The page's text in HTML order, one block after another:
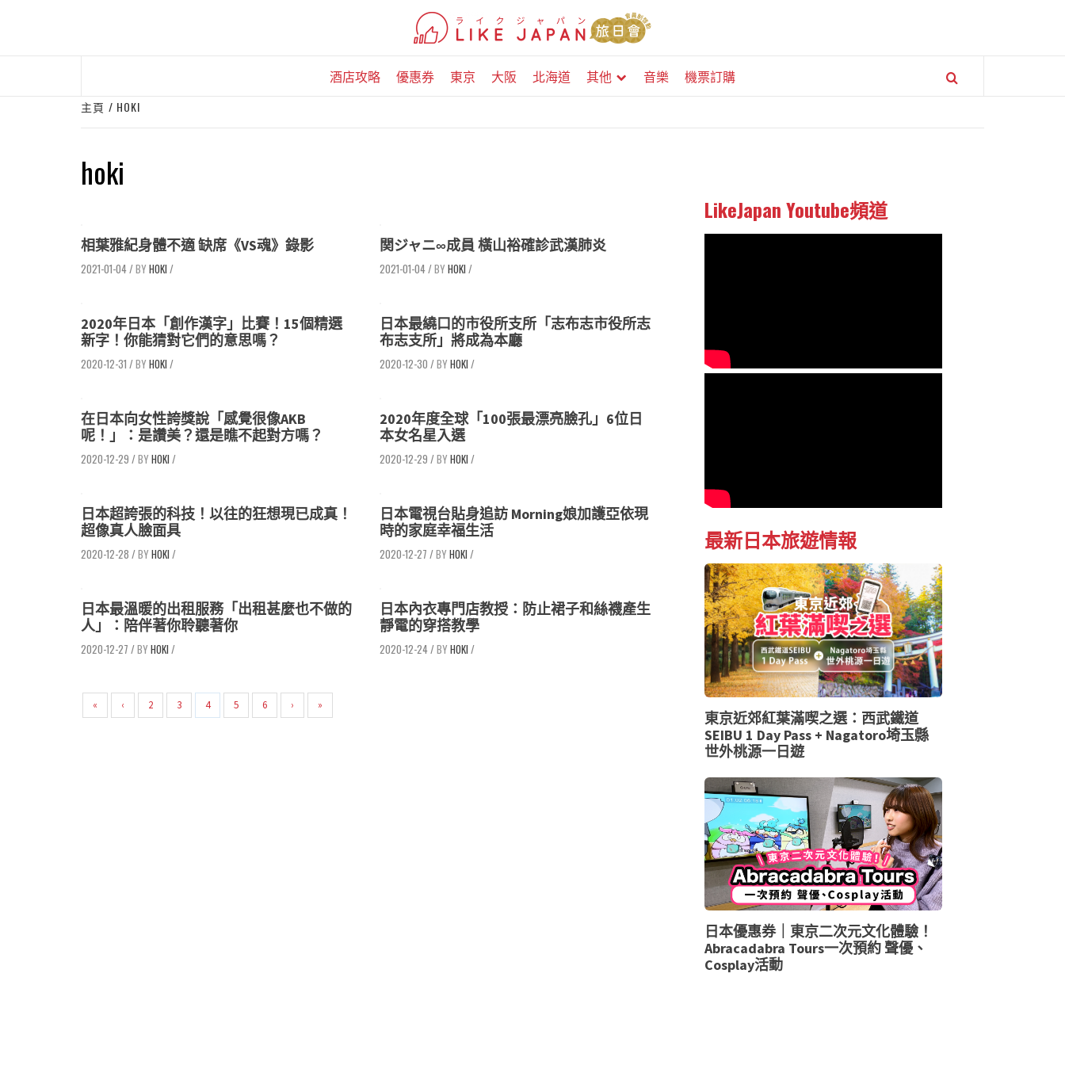
酒店攻略 優惠券 東京 大阪 北海道 其他 音樂 機票訂購
主頁 HOKI
hoki
相葉雅紀身體不適 缺席《VS魂》錄影
2021-01-04/ HOKI /
関ジャニ∞成員 橫山裕確診武漢肺炎
2021-01-04/ HOKI /
2020年日本「創作漢字」比賽！15個精選
新字！你能猜對它們的意思嗎？
2020-12-31 / HOKI /
日本最繞口的市役所支所「志布志市役所志
布志支所」將成為本廳
2020-12-30 / HOKI /
在日本向女性誇獎說「感覺很像AKB
呢！」：是讚美？還是瞧不起對方嗎？
2020-12-29 / HOKI /
2020年度全球「100張最漂亮臉孔」6位日
本女名星入選
2020-12-29 / HOKI /
日本超誇張的科技！以往的狂想現已成真！
超像真人臉面具
2020-12-28 / HOKI /
日本電視台貼身追訪 Morning娘加護亞依現
時的家庭幸福生活
2020-12-27 / HOKI /
日本最溫暖的出租服務「出租甚麼也不做的
人」：陪伴著你聆聽著你
2020-12-27 / HOKI /
日本內衣專門店教授：防止裙子和絲襪產生
靜電的穿搭教學
2020-12-24/ HOKI /
« ‹ 2 3 4 5 6 › »
LikeJapan Youtube頻道
最新日本旅遊情報
東京近郊紅葉滿喫之選：西武鐵道
SEIBU 1 Day Pass + Nagatoro埼玉縣
世外桃源一日遊
日本優惠券｜東京二次元文化體驗！
Abracadabra Tours一次預約 聲優、
Cosplay活動